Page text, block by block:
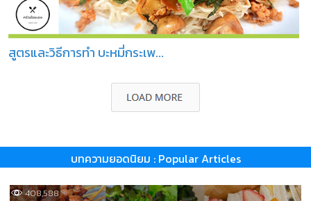
สูตรและวิธีการทำ บะหมี่กระเพ...
บทความยอดนิยม : Popular Articles
408,588